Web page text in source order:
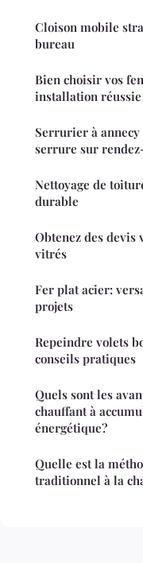
Cloison mobile
bureau
Bien choisir vos
installation réussie
Serrurier à
serrure sur
Nettoyage de
durable
Obtenez des
vitrés
Fer plat acier:
projets
Repeindre volets
conseils pratiques
Quels sont les
chauffant à
énergétique?
Quelle est la
traditionnel à la